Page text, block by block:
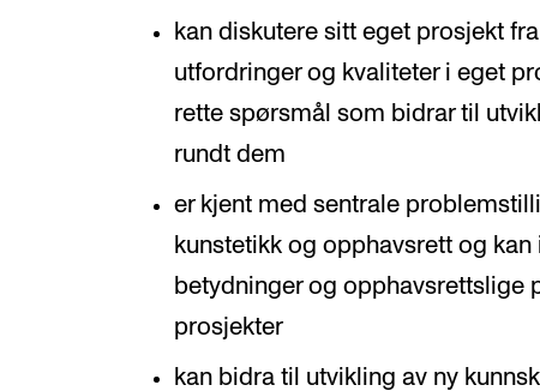
kan diskutere sitt eget prosjekt
utfordringer og kvaliteter i eget
rette spørsmål som bidrar til
rundt dem
er kjent med sentrale
kunstetikk og opphavsrett og
betydninger og opphavsrettslige
prosjekter
kan bidra til utvikling av ny